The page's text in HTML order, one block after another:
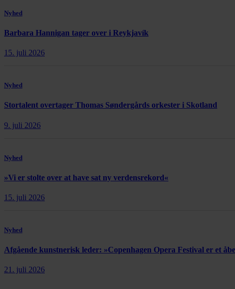
Nyhed
Barbara Hannigan tager over i Reykjavík
15. juli 2026
Nyhed
Stortalent overtager Thomas Søndergårds orkester i Skotland
9. juli 2026
Nyhed
»Vi er stolte over at have sat ny verdensrekord«
15. juli 2026
Nyhed
Afgående kunstnerisk leder: »Copenhagen Opera Festival er et
21. juli 2026